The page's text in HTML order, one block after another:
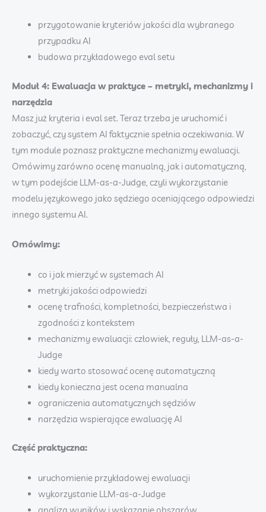
przygotowanie kryteriów jakości dla wybranego
przypadku AI
budowa przykładowego eval setu
Moduł 4: Ewaluacja w praktyce – metryki, mechanizmy i
narzędzia
Masz już kryteria i eval set. Teraz trzeba je uruchomić i
zobaczyć, czy system AI faktycznie spełnia oczekiwania. W
tym module poznasz praktyczne mechanizmy ewaluacji.
Omówimy zarówno ocenę manualną, jak i automatyczną,
w tym podejście LLM-as-a-Judge, czyli wykorzystanie
modelu językowego jako sędziego oceniającego odpowiedzi
innego systemu AI.
Omówimy:
co i jak mierzyć w systemach AI
metryki jakości odpowiedzi
ocenę trafności, kompletności, bezpieczeństwa i
zgodności z kontekstem
mechanizmy ewaluacji: człowiek, reguły, LLM-as-a-
Judge
kiedy warto stosować ocenę automatyczną
kiedy konieczna jest ocena manualna
ograniczenia automatycznych sędziów
narzędzia wspierające ewaluację AI
Część praktyczna:
uruchomienie przykładowej ewaluacji
wykorzystanie LLM-as-a-Judge